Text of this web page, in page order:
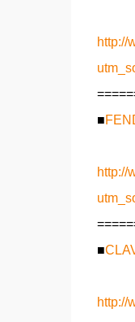
http://
■
http://
■
http://